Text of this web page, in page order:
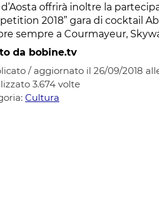
d’Aosta offrirà inoltre la
2018” gara di cocktail
sempre a Courmayeur,
da bobine.tv
/ aggiornato il 26/09/2018
3.674 volte
Cultura